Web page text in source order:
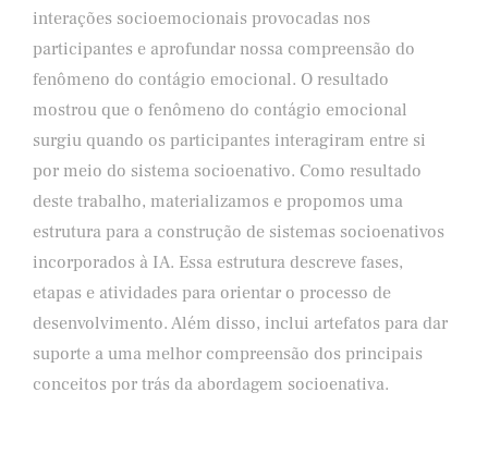
interações socioemocionais provocadas nos
participantes e aprofundar nossa compreensão do
fenômeno do contágio emocional. O resultado
mostrou que o fenômeno do contágio emocional
surgiu quando os participantes interagiram entre si
por meio do sistema socioenativo. Como resultado
deste trabalho, materializamos e propomos uma
estrutura para a construção de sistemas socioenativos
incorporados à IA. Essa estrutura descreve fases,
etapas e atividades para orientar o processo de
desenvolvimento. Além disso, inclui artefatos para dar
suporte a uma melhor compreensão dos principais
conceitos por trás da abordagem socioenativa.